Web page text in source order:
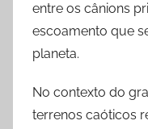
entre os cânions
escoamento que
planeta.
No contexto do
terrenos caóticos